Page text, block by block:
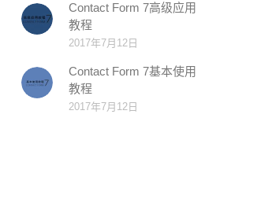
Contact Form 7高级应用
教程
2017年7月12日
Contact Form 7基本使用
教程
2017年7月12日